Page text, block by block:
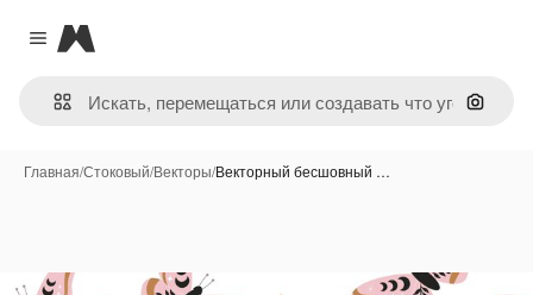
Close menu
Magnific
Поиск
Главная/Стоковый/Векторы/Векторный бесшовный …